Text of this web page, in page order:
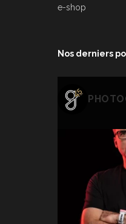
e-shop
Nos derniers